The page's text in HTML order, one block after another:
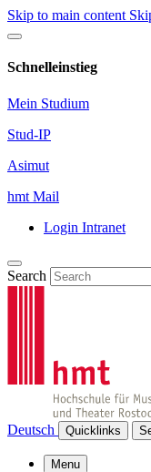
Skip to main content
Schnelleinstieg
Mein Studium
Stud-IP
Asimut
hmt Mail
Login Intranet
Search
Deutsch Quicklinks
Menu